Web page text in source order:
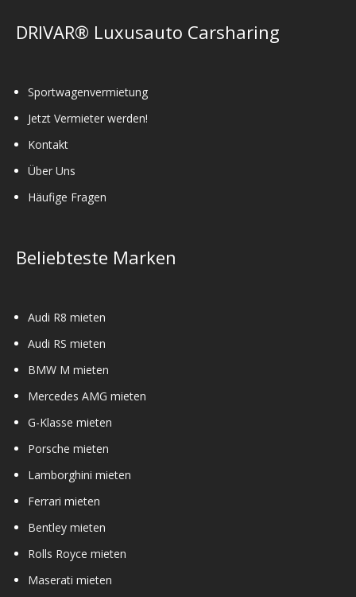
DRIVAR® Luxusauto Carsharing
Sportwagenvermietung
Jetzt Vermieter werden!
Kontakt
Über Uns
Häufige Fragen
Beliebteste Marken
Audi R8 mieten
Audi RS mieten
BMW M mieten
Mercedes AMG mieten
G-Klasse mieten
Porsche mieten
Lamborghini mieten
Ferrari mieten
Bentley mieten
Rolls Royce mieten
Maserati mieten